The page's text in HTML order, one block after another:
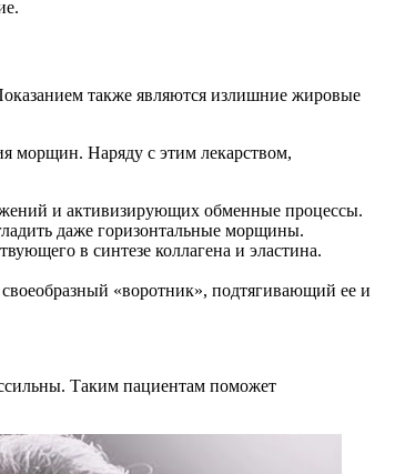
также являются излишние жировые
морщин. Наряду с этим лекарством,
и активизирующих обменные процессы.
даже горизонтальные морщины.
в синтезе коллагена и эластина.
«воротник», подтягивающий ее и
Таким пациентам поможет